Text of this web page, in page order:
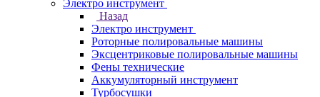
Электро инструмент
Назад
Электро инструмент
Роторные полировальные машины
Эксцентриковые полировальные машины
Фены технические
Аккумуляторный инструмент
Турбосушки